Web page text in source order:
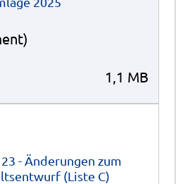
1,1 MB
- Änderungen zum
(Liste C)